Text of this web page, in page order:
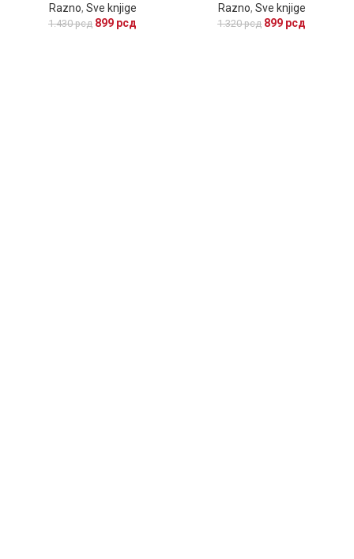
Razno, Sve knjige
1.430рсд 899 рсд
Razno, Sve knjige
1.320рсд 899 рсд